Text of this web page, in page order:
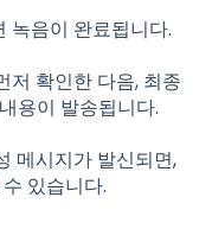
녹음이 완료됩니다.
확인한 다음, 최종
용이 발송됩니다.
메시지가 발신되면,
있습니다.